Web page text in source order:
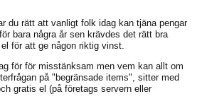
du rätt att vanligt folk idag kan tjäna pengar
bara några år sen krävdes det rätt bra
för att ge någon riktig vinst.
för för misstänksam men vem kan allt om
på "begränsade items", sitter med
gratis el (på företags servern eller